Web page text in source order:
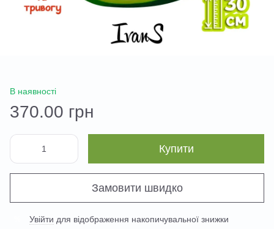
В наявності
370.00 грн
Купити
Замовити швидко
Увійти для відображення накопичувальної знижки